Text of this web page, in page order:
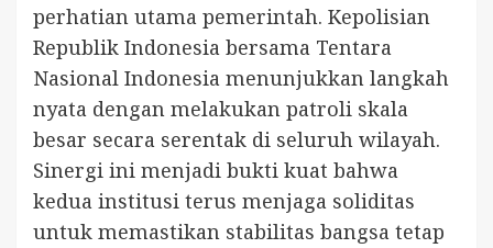
perhatian utama pemerintah. Kepolisian
Republik Indonesia bersama Tentara
Nasional Indonesia menunjukkan langkah
nyata dengan melakukan patroli skala
besar secara serentak di seluruh wilayah.
Sinergi ini menjadi bukti kuat bahwa
kedua institusi terus menjaga soliditas
untuk memastikan stabilitas bangsa tetap